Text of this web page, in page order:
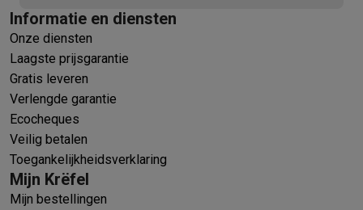
Informatie en diensten
Onze diensten
Laagste prijsgarantie
Gratis leveren
Verlengde garantie
Ecocheques
Veilig betalen
Toegankelijkheidsverklaring
Mijn Krëfel
Mijn bestellingen